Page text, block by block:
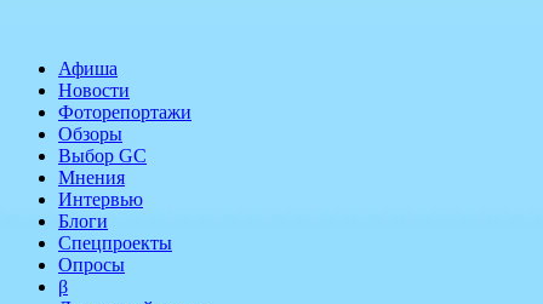
Афиша
Новости
Фоторепортажи
Обзоры
Выбор GC
Мнения
Интервью
Блоги
Спецпроекты
Опросы
β